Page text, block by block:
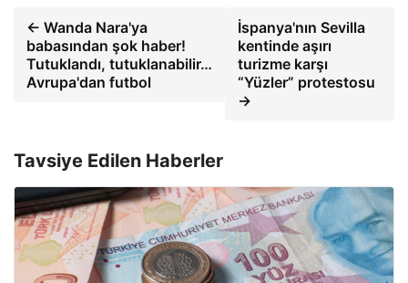
← Wanda Nara'ya
babasından şok haber!
Tutuklandı, tutuklanabilir…
Avrupa'dan futbol
İspanya'nın Sevilla
kentinde aşırı
turizme karşı
“Yüzler” protestosu
→
Tavsiye Edilen Haberler